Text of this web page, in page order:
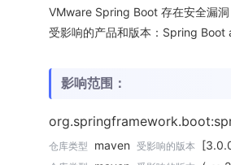
VMware Spring Boot 存在安全漏洞
受影响的产品和版本：Spring Boot
影响范围：
仓库类型
maven 受影响的版本